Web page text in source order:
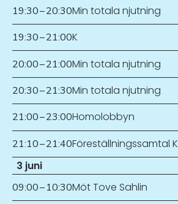
19:30–20:30Min totala njutning
19:30–21:00K
20:00–21:00Min totala njutning
20:30–21:30Min totala njutning
21:00–23:00Homolobbyn
21:10–21:40Föreställningssamtal K
3 juni
09:00–10:30Möt Tove Sahlin